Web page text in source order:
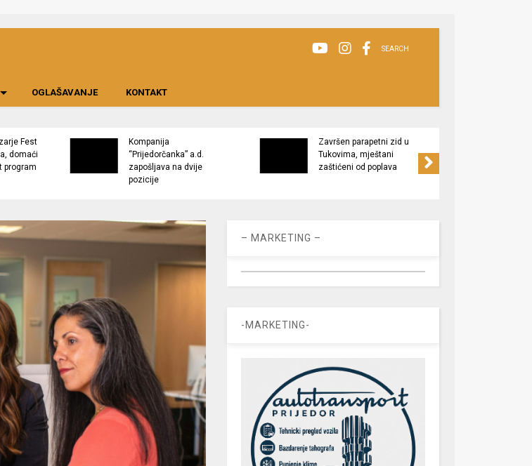
SEARCH
OGLAŠAVANJE KONTAKT
Fest
domaći
program
Kompanija
“Prijedorčanka” a.d.
zapošljava na dvije
pozicije
Završen parapetni zid u
Tukovima, mještani
zaštićeni od poplava
– MARKETING –
-MARKETING-